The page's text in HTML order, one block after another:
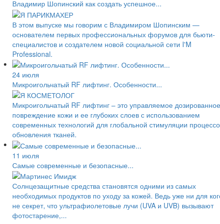
Владимир Шопинский как создать успешное...
В этом выпуске мы говорим с Владимиром Шопинским —
основателем первых профессиональных форумов для бьюти-
специалистов и создателем новой социальной сети I'M
Professional.
24 июля
Микроигольчатый RF лифтинг. Особенности...
Микроигольчатый RF лифтинг – это управляемое дозированное
повреждение кожи и ее глубоких слоев с использованием
современных технологий для глобальной стимуляции
обновления тканей.
11 июля
Самые современные и безопасные...
Солнцезащитные средства становятся одними из самых
необходимых продуктов по уходу за кожей. Ведь уже ни для
не секрет, что ультрафиолетовые лучи (UVA и UVB) вызывают
фотостарение,...